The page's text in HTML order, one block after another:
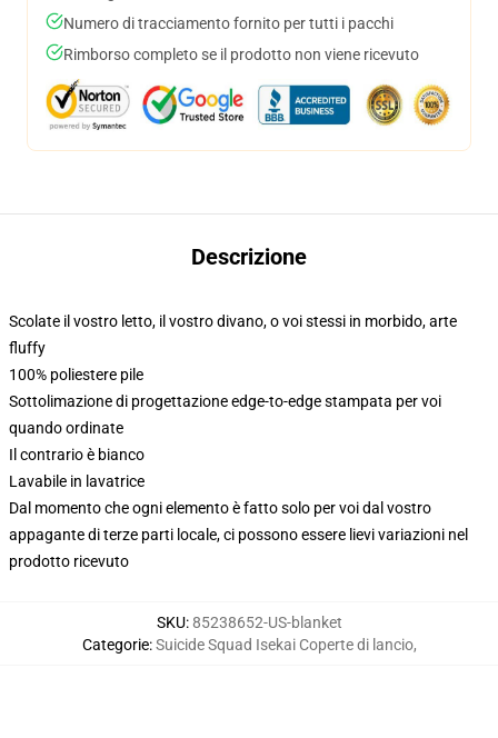
Numero di tracciamento fornito per tutti i pacchi
Rimborso completo se il prodotto non viene ricevuto
Descrizione
Scolate il vostro letto, il vostro divano, o voi stessi in morbido, arte
fluffy
100% poliestere pile
Sottolimazione di progettazione edge-to-edge stampata per voi
quando ordinate
Il contrario è bianco
Lavabile in lavatrice
Dal momento che ogni elemento è fatto solo per voi dal vostro
appagante di terze parti locale, ci possono essere lievi variazioni nel
prodotto ricevuto
SKU:85238652-US-blanket
Categorie:Suicide Squad Isekai Coperte di lancio,